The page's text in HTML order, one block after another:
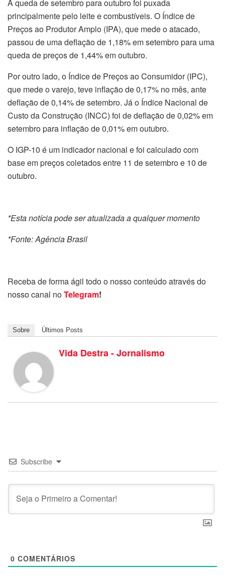
A queda de setembro para outubro foi puxada
principalmente pelo leite e combustíveis. O Índice de
Preços ao Produtor Amplo (IPA), que mede o atacado,
passou de uma deflação de 1,18% em setembro para uma
queda de preços de 1,44% em outubro.
Por outro lado, o Índice de Preços ao Consumidor (IPC),
que mede o varejo, teve inflação de 0,17% no mês, ante
deflação de 0,14% de setembro. Já o Índice Nacional de
Custo da Construção (INCC) foi de deflação de 0,02% em
setembro para inflação de 0,01% em outubro.
O IGP-10 é um indicador nacional e foi calculado com
base em preços coletados entre 11 de setembro e 10 de
outubro.
*Esta notícia pode ser atualizada a qualquer momento
*Fonte: Agência Brasil
Receba de forma ágil todo o nosso conteúdo através do
nosso canal noTelegram!
Sobre Últimos Posts
Vida Destra - Jornalismo
Subscribe
0 COMENTÁRIOS